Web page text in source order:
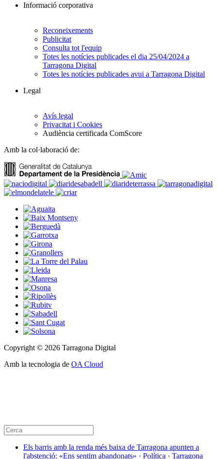
Informació corporativa
Reconeixements
Publicitat
Consulta tot l'equip
Totes les notícies publicades el dia 25/04/2024 a
Tarragona Digital
Totes les notícies publicades avui a Tarragona Digital
Legal
Avís legal
Privacitat i Cookies
Audiència certificada ComScore
Amb la col·laboració de:
Copyright © 2026 Tarragona Digital
Amb la tecnologia de OA Cloud
Els barris amb la renda més baixa de Tarragona apunten a
l'abstenció: «Ens sentim abandonats» · Política · Tarragona